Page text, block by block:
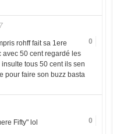
0
rohff fait sa 1ere
avec 50 cent regardé les
tous 50 cent ils sen
pour faire son buzz basta
0
Fifty" lol